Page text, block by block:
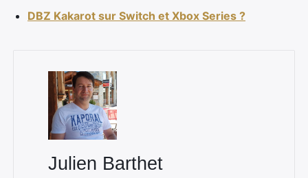
DBZ Kakarot sur Switch et Xbox Series ?
Julien Barthet